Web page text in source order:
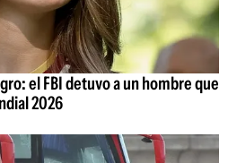
el FBI detuvo a un hombre que
2026